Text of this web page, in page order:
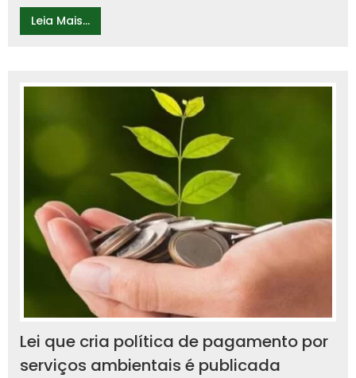
Leia Mais...
Lei que cria política de pagamento por
serviços ambientais é publicada